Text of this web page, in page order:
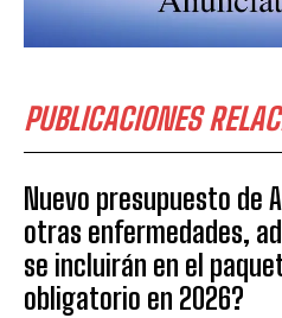
PUBLICACIONES
Nuevo presupuesto de
otras enfermedades,
se incluirán en el
obligatorio en 2026?